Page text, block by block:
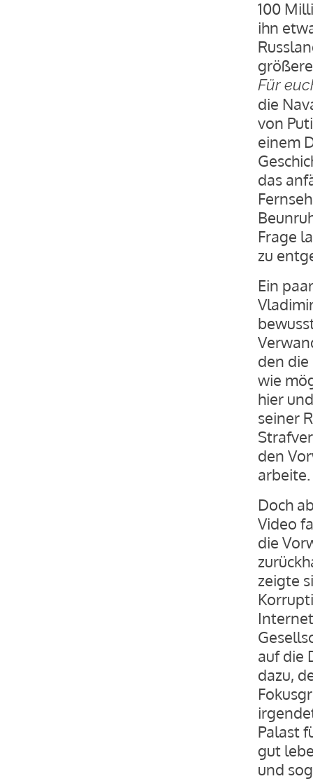
100
ihn
Für
die
von
einem
das
Frage
zu
Ein
den
wie
hier
seiner
den
arbeite.
Doch
Video
die
zeigte
auf die
dazu,
Palast
gut
und